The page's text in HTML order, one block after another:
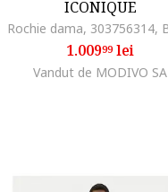
ICONIQUE
1.00999lei
Vandut de MODIVO SA